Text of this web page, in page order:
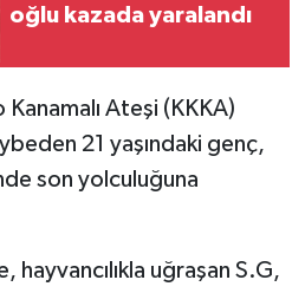
oğlu kazada yaralandı
Ateşi (KKKA)
21 yaşındaki genç,
son yolculuğuna
hayvancılıkla uğraşan S.G,